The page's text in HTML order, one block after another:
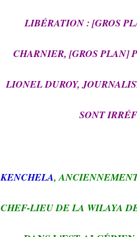
LIBÉRATION : [GROS
CHARNIER, [GROS PLAN]
LIONEL DUROY,
SONT
KENCHELA,
CHEF-LIEU DE LA WILAYA